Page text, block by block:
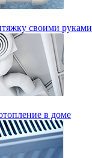
своими руками
в доме